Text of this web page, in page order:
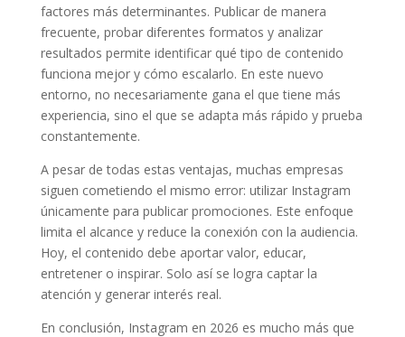
factores más determinantes. Publicar de manera
frecuente, probar diferentes formatos y analizar
resultados permite identificar qué tipo de contenido
funciona mejor y cómo escalarlo. En este nuevo
entorno, no necesariamente gana el que tiene más
experiencia, sino el que se adapta más rápido y prueba
constantemente.
A pesar de todas estas ventajas, muchas empresas
siguen cometiendo el mismo error: utilizar Instagram
únicamente para publicar promociones. Este enfoque
limita el alcance y reduce la conexión con la audiencia.
Hoy, el contenido debe aportar valor, educar,
entretener o inspirar. Solo así se logra captar la
atención y generar interés real.
En conclusión, Instagram en 2026 es mucho más que